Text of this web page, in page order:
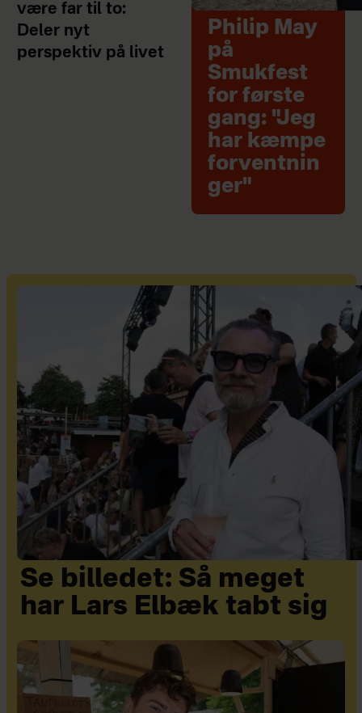
være far til to:
Deler nyt
perspektiv på livet
Philip May
på
Smukfest
for første
gang: "Jeg
har kæmpe
forventnin
ger"
Se billedet: Så meget
har Lars Elbæk tabt sig